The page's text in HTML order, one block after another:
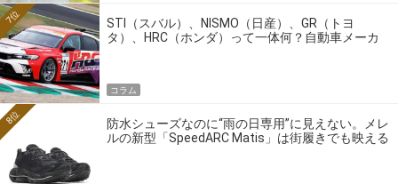
STI（スバル）、NISMO（日産）、GR（トヨ
タ）、HRC（ホンダ）って一体何？自動車メーカ
7位
コラム
防水シューズなのに“雨の日専用”に見えない。メレ
ルの新型「SpeedARC Matis」は街履きでも映える
8位